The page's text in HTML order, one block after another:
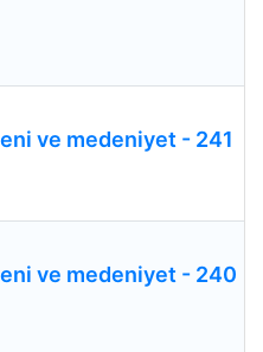
ve medeniyet - 241
ve medeniyet - 240